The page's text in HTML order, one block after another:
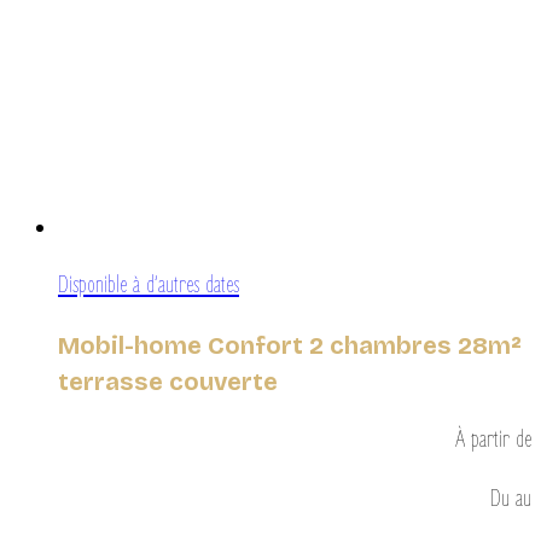
Disponible à d’autres dates
Mobil-home Confort 2 chambres 28m²
terrasse couverte
À partir de
Du au